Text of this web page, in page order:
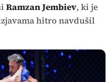
Ramzan Jembiev, ki je
hitro navdušil